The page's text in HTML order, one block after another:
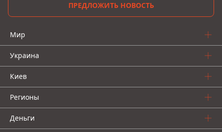
ПРЕДЛОЖИТЬ НОВОСТЬ
Мир
Украина
Киев
Регионы
Деньги